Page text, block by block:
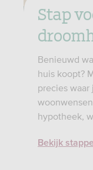
Stap
Benieuwd
huis koopt?
precies waar
hypotheek,
Bekijk